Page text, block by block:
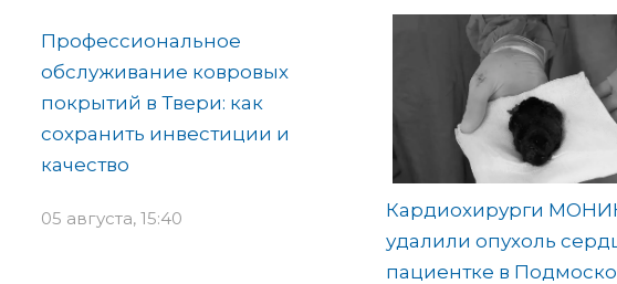
Профессиональное
обслуживание ковровых
покрытий в Твери: как
сохранить инвестиции и
качество
05 августа, 15:40
Кардиохирурги
удалили опухоль
пациентке в